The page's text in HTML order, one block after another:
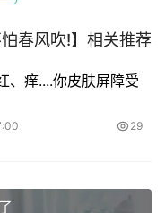
春风吹!】相关推荐
、痒....你皮肤屏障受
29